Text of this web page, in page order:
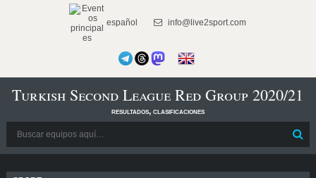
español info@live2sport.com
Turkish Second League Red Group 2020/21
resultados, clasificaciones